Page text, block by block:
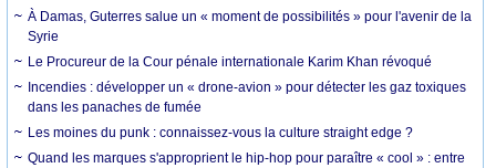
À Damas, Guterres salue un « moment de possibilités » pour l'avenir de la
Syrie
Le Procureur de la Cour pénale internationale Karim Khan révoqué
Incendies : développer un « drone-avion » pour détecter les gaz toxiques
dans les panaches de fumée
Les moines du punk : connaissez-vous la culture straight edge ?
Quand les marques s'approprient le hip-hop pour paraître « cool » : entre